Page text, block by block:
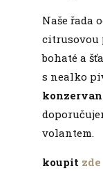
Naše řada
citrusovou
bohaté a
s nealko
volantem.
koupit zde